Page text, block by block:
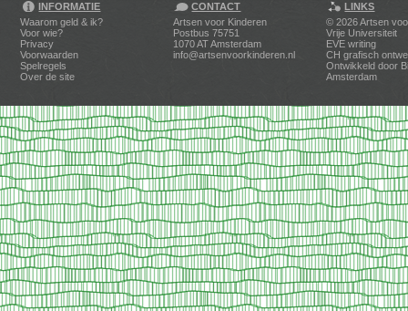
INFORMATIE
Waarom geld & ik?
Voor wie?
Privacy
Voorwaarden
Spelregels
Over de site
CONTACT
Artsen voor Kinderen
Postbus 75751
1070 AT Amsterdam
info@artsenvoorkinderen.nl
LINKS
© 2026Artsen
Vrije Universiteit
EVE writing
CH grafisch
Ontwikkeld door
Amsterdam